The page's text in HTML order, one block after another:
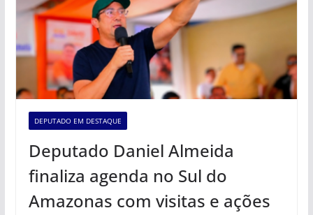
DEPUTADO EM DESTAQUE
Deputado Daniel Almeida
finaliza agenda no Sul do
Amazonas com visitas e ações